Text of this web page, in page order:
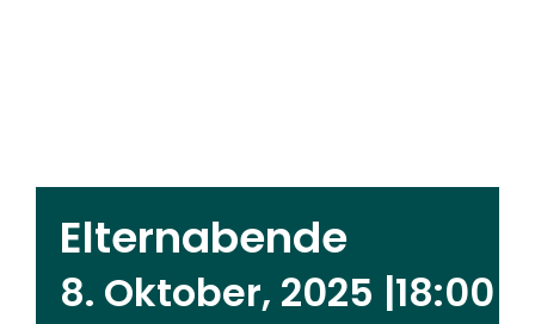
Elternabende
8. Oktober, 2025 |18:00